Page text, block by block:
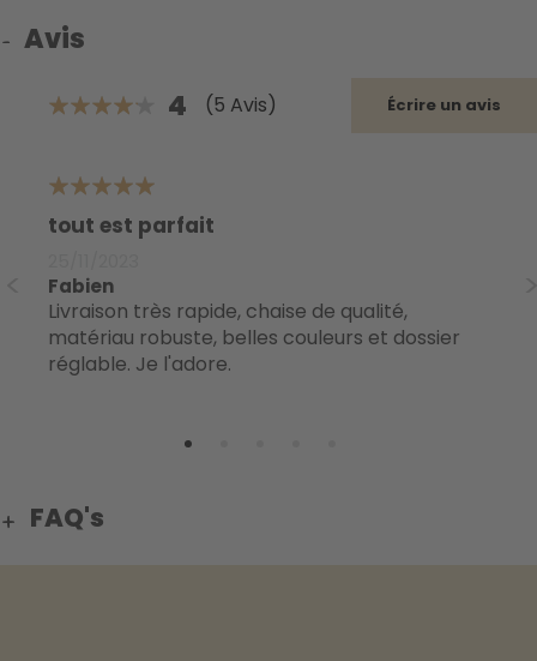
Avis
4 (5 Avis) Écrire un avis
tout est parfait
Fabien
Livraison très rapide, chaise de qualité,
matériau robuste, belles couleurs et dossier
réglable. Je l'adore.
FAQ's